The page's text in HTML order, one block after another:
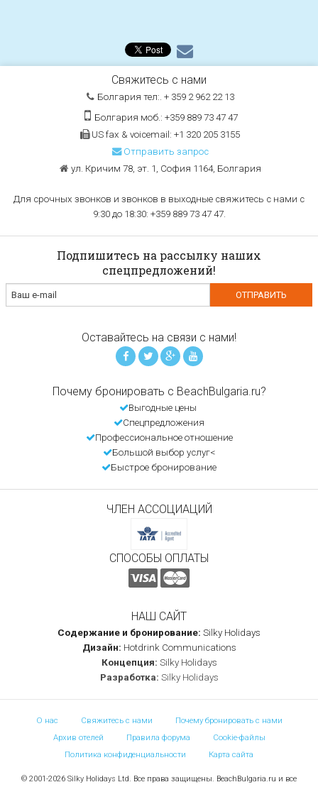
Свяжитесь с нами
Болгария тел:. + 359 2 962 22 13
Болгария моб.: +359 889 73 47 47
US fax & voicemail: +1 320 205 3155
Отправить запрос
ул. Кричим 78, эт. 1, София 1164, Болгария
Для срочных звонков и звонков в выходные свяжитесь с нами с
9:30 до 18:30: +359 889 73 47 47.
Подпишитесь на рассылку наших
спецпредложений!
Оставайтесь на связи с нами!
Почему бронировать с BeachBulgaria.ru?
Выгодные цены
Спецпредложения
Профессиональное отношение
Большой выбор услуг<
Быстрое бронирование
ЧЛЕН АССОЦИАЦИЙ
СПОСОБЫ ОПЛАТЫ
НАШ САЙТ
Содержание и бронирование: Silky Holidays
Дизайн: Hotdrink Communications
Концепция: Silky Holidays
Разработка: Silky Holidays
О нас Свяжитесь с нами
Почему бронировать с нами
Архив отелей
Правила форума
Cookie-файлы
Политика конфиденциальности
Карта сайта
© 2001-2026 Silky Holidays Ltd. Все права защищены. BeachBulgaria.ru и все